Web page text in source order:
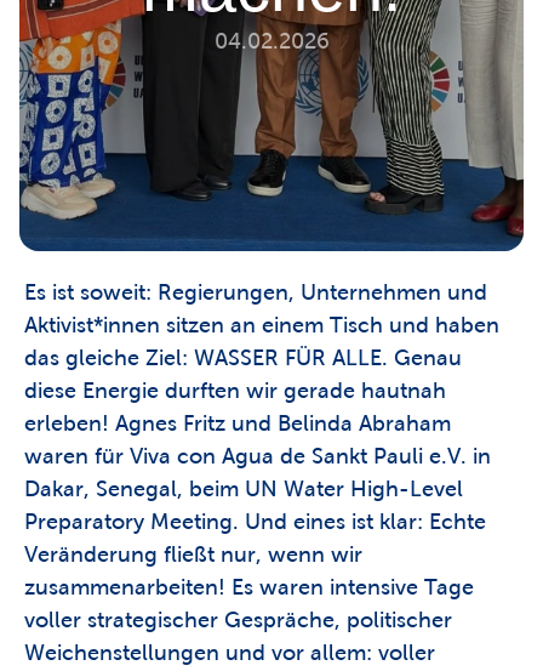
04.02.2026
Es ist soweit: Regierungen, Unternehmen und
Aktivist*innen sitzen an einem Tisch und haben
das gleiche Ziel: WASSER FÜR ALLE. Genau
diese Energie durften wir gerade hautnah
erleben! Agnes Fritz und Belinda Abraham
waren für Viva con Agua de Sankt Pauli e.V. in
Dakar, Senegal, beim UN Water High-Level
Preparatory Meeting. Und eines ist klar: Echte
Veränderung fließt nur, wenn wir
zusammenarbeiten! Es waren intensive Tage
voller strategischer Gespräche, politischer
Weichenstellungen und vor allem: voller